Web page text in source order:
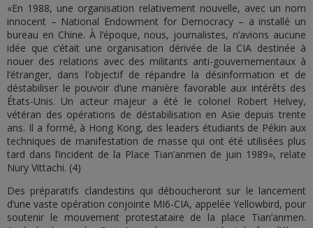
«En 1988, une organisation relativement nouvelle, avec un nom
innocent – National Endowment for Democracy – a installé un
bureau en Chine. À l’époque, nous, journalistes, n’avions aucune
idée que c’était une organisation dérivée de la CIA destinée à
nouer des relations avec des militants anti-gouvernementaux à
l’étranger, dans l’objectif de répandre la désinformation et de
déstabiliser le pouvoir d’une manière favorable aux intérêts des
États-Unis. Un acteur majeur a été le colonel Robert Helvey,
vétéran des opérations de déstabilisation en Asie depuis trente
ans. Il a formé, à Hong Kong, des leaders étudiants de Pékin aux
techniques de manifestation de masse qui ont été utilisées plus
tard dans l’incident de la Place Tian’anmen de juin 1989», relate
Nury Vittachi. (4)
Des préparatifs clandestins qui déboucheront sur le lancement
d’une vaste opération conjointe MI6-CIA, appelée Yellowbird, pour
soutenir le mouvement protestataire de la place Tian’anmen.